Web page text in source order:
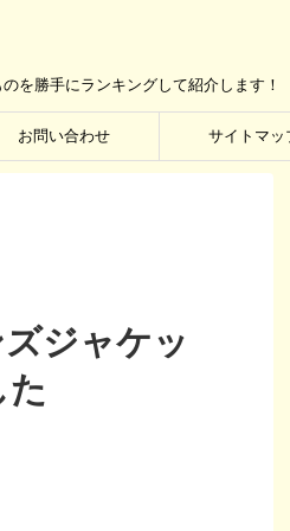
を勝手にランキングして紹介します！
お問い合わせ サイトマッ
ジャケッ
た